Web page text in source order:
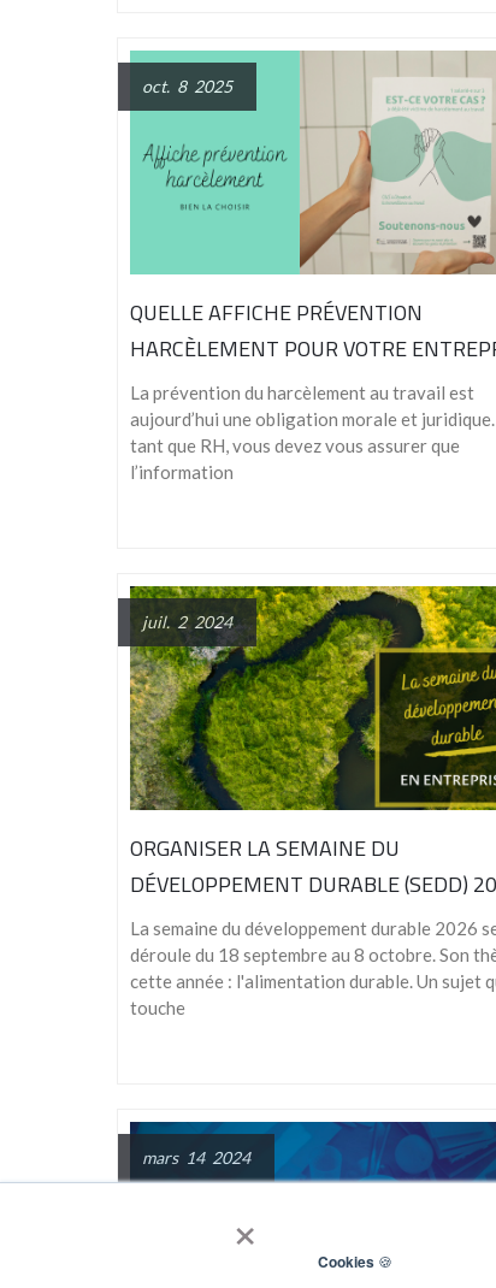
× Cookies 🍪
oct. 8 2025
QUELLE AFFICHE PRÉVENTION
HARCÈLEMENT POUR VOTRE
La prévention du harcèlement au travail est
aujourd’hui une obligation morale et juridique.
tant que RH, vous devez vous assurer que
l’information
juil. 2 2024
ORGANISER LA SEMAINE DU
DÉVELOPPEMENT DURABLE (SEDD)
La semaine du développement durable 2026
déroule du 18 septembre au 8 octobre. Son
cette année : l'alimentation durable. Un sujet
touche
mars 14 2024